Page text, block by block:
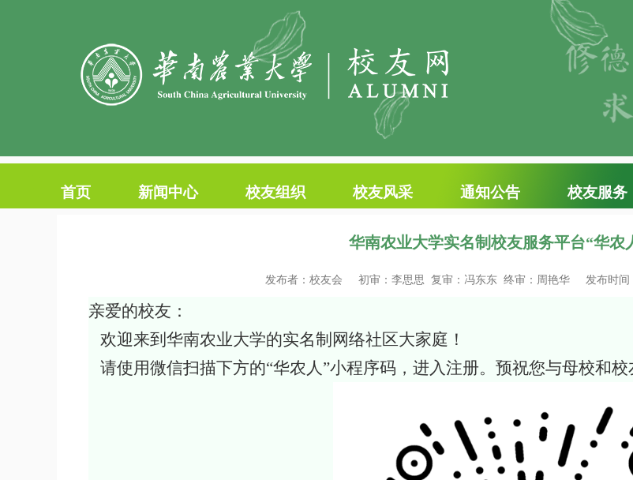
首页 新闻中心 校友组织 校友风采 通知公告 校友服务
华南农业大学实名制校友服务平台“华农
发布者：校友会 初审：李思思 复审：冯东东 终审：周艳华 发布时
亲爱的校友：
欢迎来到华南农业大学的实名制网络社区大家庭！
请使用微信扫描下方的“华农人”小程序码，进入注册。预祝您与母校和校